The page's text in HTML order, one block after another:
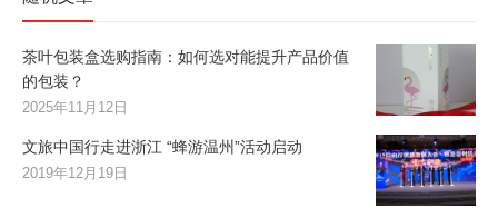
茶叶包装盒选购指南：如何选对能提升产品价值
的包装？
2025年11月12日
文旅中国行走进浙江 “蜂游温州”活动启动
2019年12月19日